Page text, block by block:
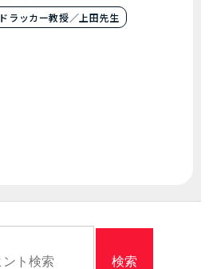
ドラッカー教授／上田先生